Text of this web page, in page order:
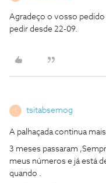
Agradeço o vosso pedido
pedir desde 22-09.
T tsitabsemog
A palhaçada continua
3 meses passaram
meus números e já está
quando .